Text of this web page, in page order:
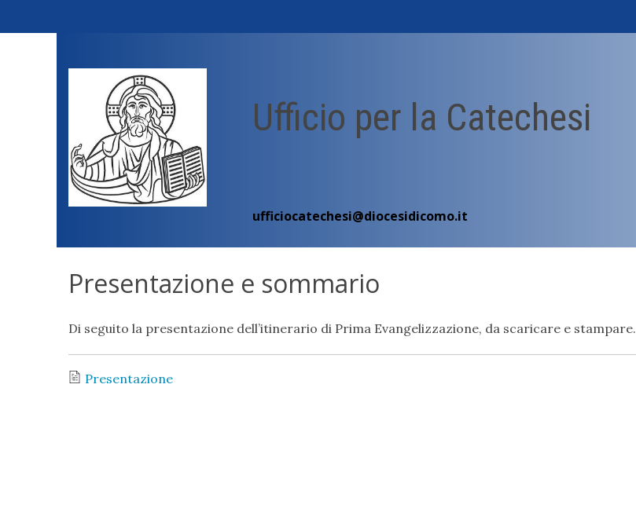
Ufficio per la Catechesi
ufficiocatechesi@diocesidicomo.it
Presentazione e sommario
Di seguito la presentazione dell’itinerario di Prima Evangelizzazione, da scaricare e stampare.
Presentazione